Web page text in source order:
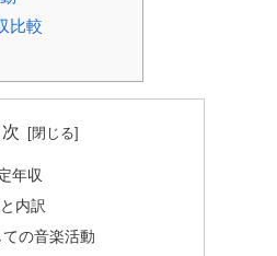
比較
次
年収
内訳
の音楽活動